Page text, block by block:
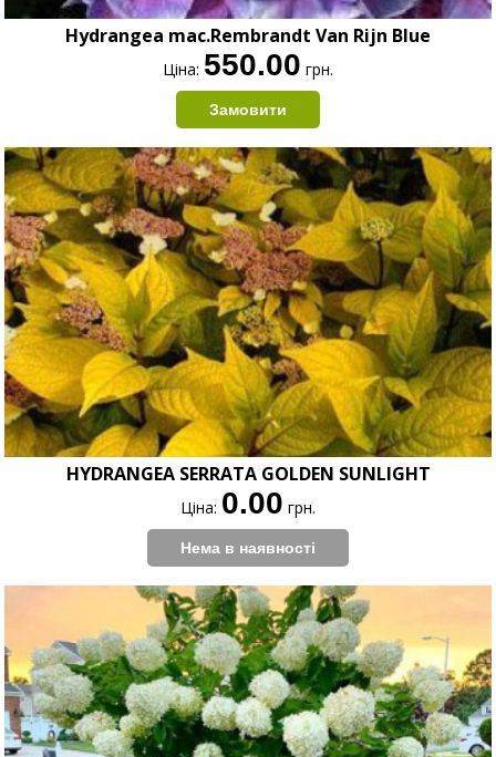
Hydrangea mac.Rembrandt Van Rijn Blue
Ціна: 550.00 грн.
HYDRANGEA SERRATA GOLDEN SUNLIGHT
Ціна: 0.00 грн.